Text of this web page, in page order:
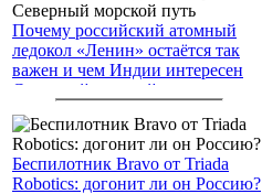
Почему российский атомный
ледокол «Ленин» остаётся так
важен и чем Индии интересен
Северный морской путь
Беспилотник Bravo от Triada
Robotics: догонит ли он Россию?